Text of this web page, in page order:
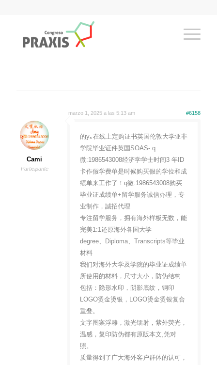
marzo 1, 2025 a las 5:13 am #6158
Cami
Participante
的y｡在线上定购证书英国伦敦大学亚非
学院毕业证件英国SOAS- q
微:1986543008经济学学士时间3 年ID
卡作假学费单是时候购买假的学位和成
绩单来工作了！q微:1986543008购买
毕业证成绩单+留学服务诚信办理，专
业制作，誠招代理
专注留学服务，拥有海外样板无数，能
完美1:1还原海外各国大学
degree、Diploma、Transcripts等毕业
材料
我们对海外大学及学院的毕业证成绩单
所使用的材料，尺寸大小，防伪结构
包括：隐形水印，阴影底纹，钢印
LOGO烫金烫银，LOGO烫金烫银复合
重叠。
文字图案浮雕，激光镭射，紫外荧光，
温感，复印防伪都有原版本文,凭对
照。
质量得到了广大海外客户群体的认可，